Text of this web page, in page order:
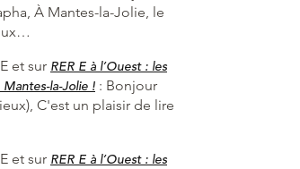
À Mantes-la-Jolie, le
et sur RER E à l’Ouest : les
Mantes-la-Jolie ! : Bonjour
C'est un plaisir de lire
et sur RER E à l’Ouest : les